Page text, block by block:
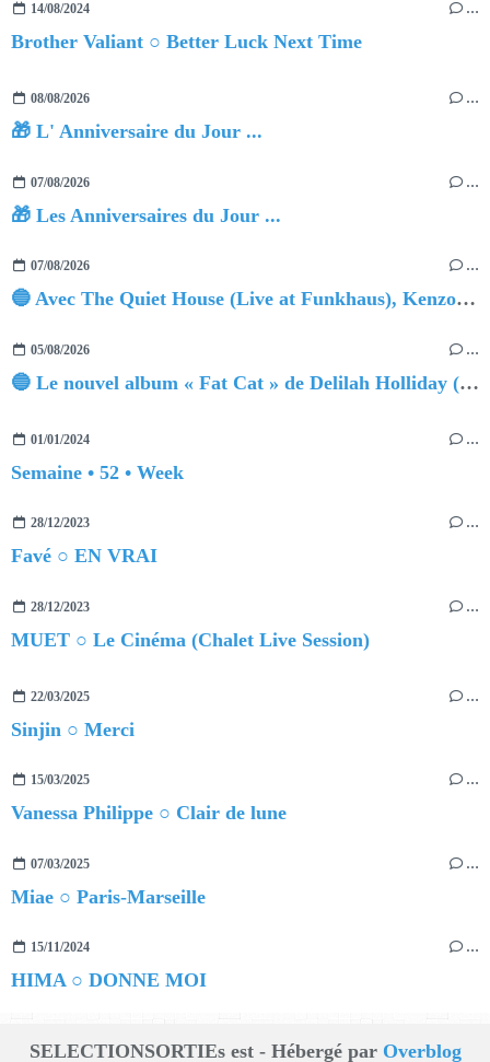
14/08/2024 …
Brother Valiant ○ Better Luck Next Time
08/08/2026 …
🎁 L' Anniversaire du Jour ...
07/08/2026 …
🎁 Les Anniversaires du Jour ...
07/08/2026 …
🔵 Avec The Quiet House (Live at Funkhaus), Kenzo Zurzolo livre une performance aussi intense qu'envoûtante.
05/08/2026 …
🔵 Le nouvel album « Fat Cat » de Delilah Holliday (sortie le 30 Octobre 2026)
01/01/2024 …
Semaine • 52 • Week
28/12/2023 …
Favé ○ EN VRAI
28/12/2023 …
MUET ○ Le Cinéma (Chalet Live Session)
22/03/2025 …
Sinjin ○ Merci
15/03/2025 …
Vanessa Philippe ○ Clair de lune
07/03/2025 …
Miae ○ Paris-Marseille
15/11/2024 …
HIMA ○ DONNE MOI
SELECTIONSORTIEs est - Hébergé par Overblog